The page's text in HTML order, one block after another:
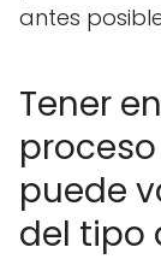
antes
Tener
puede
del tipo